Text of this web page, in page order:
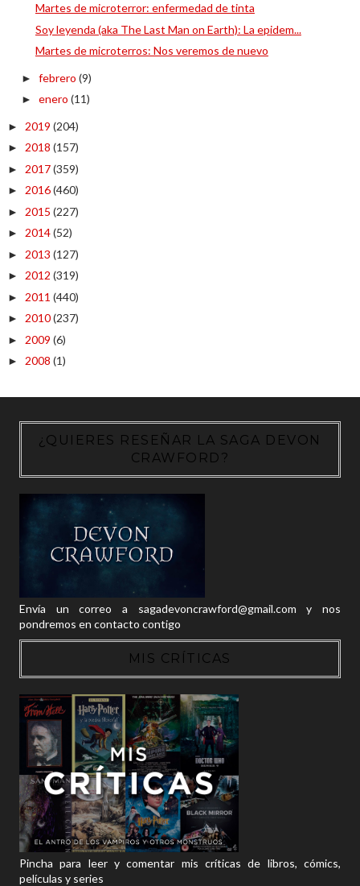
Martes de microterror: enfermedad de tinta
Soy leyenda (aka The Last Man on Earth): La epidem...
Martes de microterros: Nos veremos de nuevo
► febrero (9)
► enero (11)
► 2019 (204)
► 2018 (157)
► 2017(359)
► 2016(460)
► 2015 (227)
► 2014(52)
► 2013 (127)
► 2012 (319)
► 2011 (440)
► 2010(237)
► 2009 (6)
► 2008 (1)
¿QUIERES RESEÑAR LA SAGA DEVON
CRAWFORD?
Envía un correo a sagadevoncrawford@gmail.com y nos
pondremos en contacto contigo
MIS CRÍTICAS
Pincha para leer y comentar mis críticas de libros, cómics,
películas y series